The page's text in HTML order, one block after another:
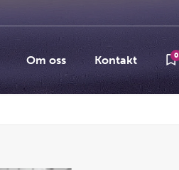
Om oss Kontakt 0